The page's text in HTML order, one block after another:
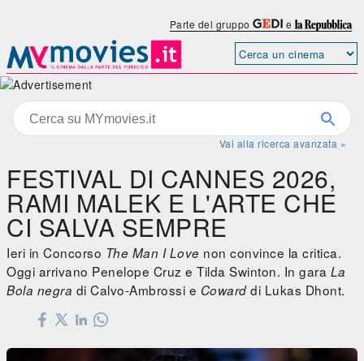
Parte del gruppo e
Vai alla ricerca avanzata »
FESTIVAL DI CANNES 2026,
RAMI MALEK E L'ARTE CHE
CI SALVA SEMPRE
Ieri in Concorso The Man I Love non convince la critica.
Oggi arrivano Penelope Cruz e Tilda Swinton. In gara La
Bola negra di Calvo-Ambrossi e Cowarddi Lukas Dhont.